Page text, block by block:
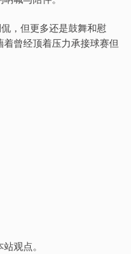
，但更多还是鼓舞和慰
曾经顶着压力承接球赛但
观点。